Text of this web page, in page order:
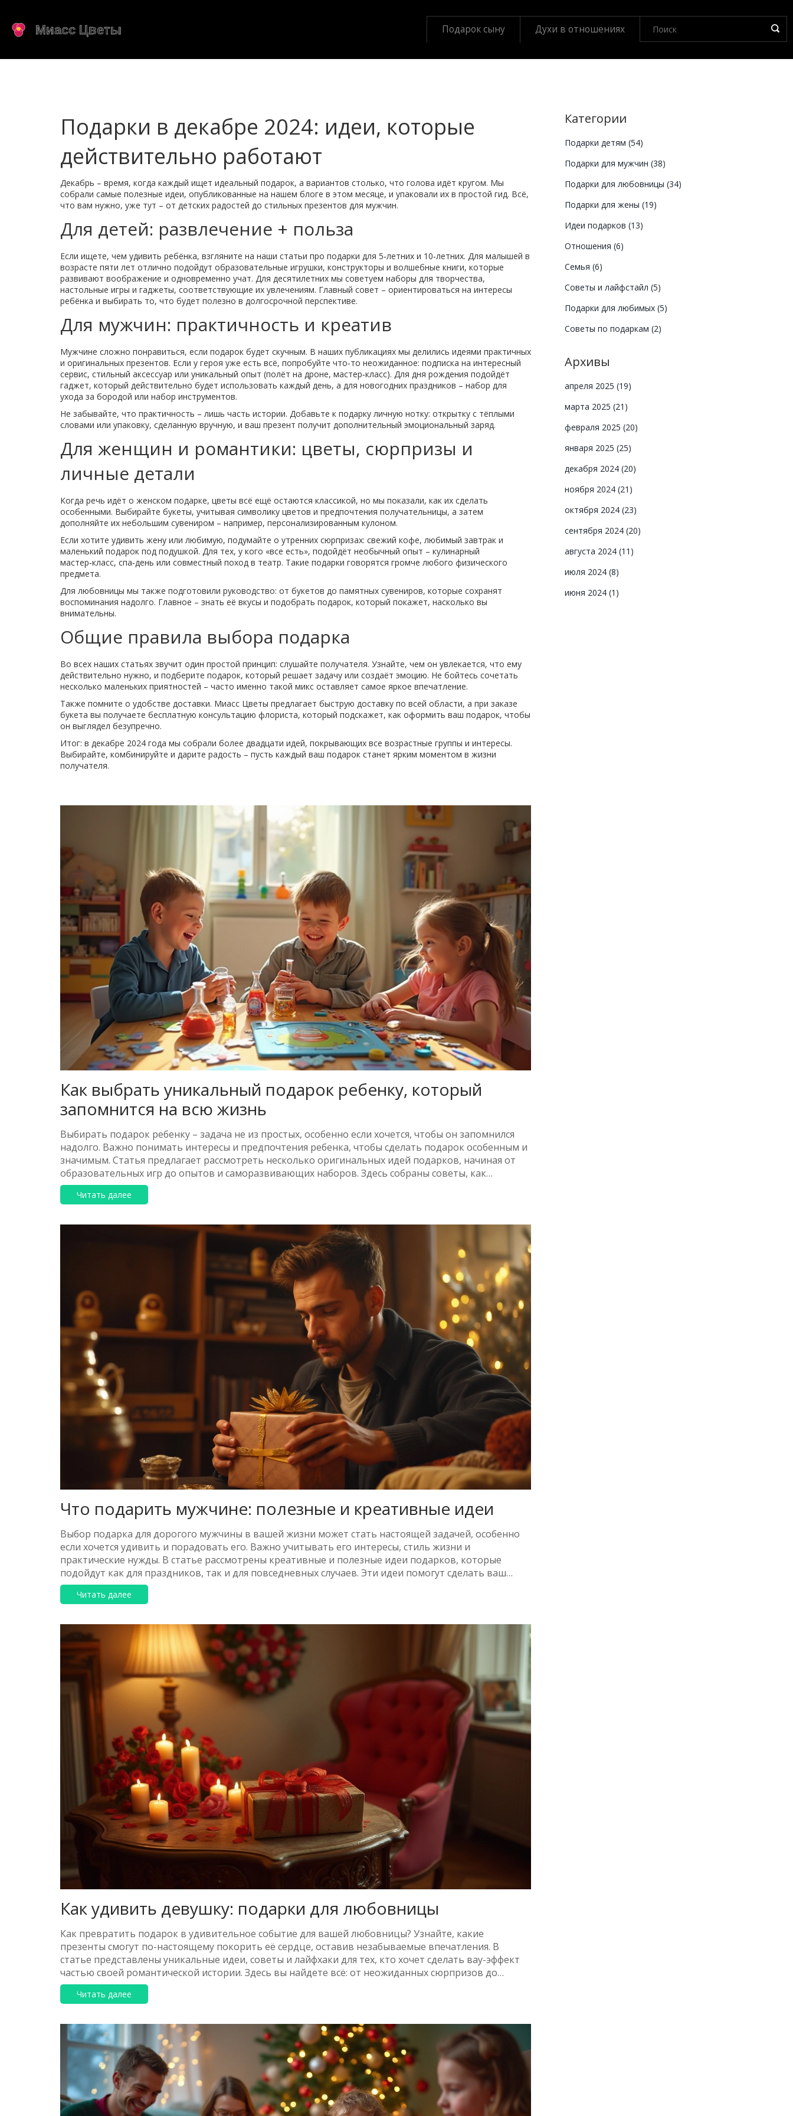
Подарок сыну Духи в отношениях
Подарки в декабре 2024: идеи, которые
действительно работают
Декабрь – время, когда каждый ищет идеальный подарок, а вариантов столько, что голова идёт кругом. Мы
собрали самые полезные идеи, опубликованные на нашем блоге в этом месяце, и упаковали их в простой гид. Всё,
что вам нужно, уже тут – от детских радостей до стильных презентов для мужчин.
Для детей: развлечение + польза
Если ищете, чем удивить ребёнка, взгляните на наши статьи про подарки для 5‑летних и 10‑летних. Для малышей в
возрасте пяти лет отлично подойдут образовательные игрушки, конструкторы и волшебные книги, которые
развивают воображение и одновременно учат. Для десятилетних мы советуем наборы для творчества,
настольные игры и гаджеты, соответствующие их увлечениям. Главный совет – ориентироваться на интересы
ребёнка и выбирать то, что будет полезно в долгосрочной перспективе.
Для мужчин: практичность и креатив
Мужчине сложно понравиться, если подарок будет скучным. В наших публикациях мы делились идеями практичных
и оригинальных презентов. Если у героя уже есть всё, попробуйте что‑то неожиданное: подписка на интересный
сервис, стильный аксессуар или уникальный опыт (полёт на дроне, мастер‑класс). Для дня рождения подойдёт
гаджет, который действительно будет использовать каждый день, а для новогодних праздников – набор для
ухода за бородой или набор инструментов.
Не забывайте, что практичность – лишь часть истории. Добавьте к подарку личную нотку: открытку с тёплыми
словами или упаковку, сделанную вручную, и ваш презент получит дополнительный эмоциональный заряд.
Для женщин и романтики: цветы, сюрпризы и
личные детали
Когда речь идёт о женском подарке, цветы всё ещё остаются классикой, но мы показали, как их сделать
особенными. Выбирайте букеты, учитывая символику цветов и предпочтения получательницы, а затем
дополняйте их небольшим сувениром – например, персонализированным кулоном.
Если хотите удивить жену или любимую, подумайте о утренних сюрпризах: свежий кофе, любимый завтрак и
маленький подарок под подушкой. Для тех, у кого «все есть», подойдёт необычный опыт – кулинарный
мастер‑класс, спа‑день или совместный поход в театр. Такие подарки говорятся громче любого физического
предмета.
Для любовницы мы также подготовили руководство: от букетов до памятных сувениров, которые сохранят
воспоминания надолго. Главное – знать её вкусы и подобрать подарок, который покажет, насколько вы
внимательны.
Общие правила выбора подарка
Во всех наших статьях звучит один простой принцип: слушайте получателя. Узнайте, чем он увлекается, что ему
действительно нужно, и подберите подарок, который решает задачу или создаёт эмоцию. Не бойтесь сочетать
несколько маленьких приятностей – часто именно такой микс оставляет самое яркое впечатление.
Также помните о удобстве доставки. Миасс Цветы предлагает быструю доставку по всей области, а при заказе
букета вы получаете бесплатную консультацию флориста, который подскажет, как оформить ваш подарок, чтобы
он выглядел безупречно.
Итог: в декабре 2024 года мы собрали более двадцати идей, покрывающих все возрастные группы и интересы.
Выбирайте, комбинируйте и дарите радость – пусть каждый ваш подарок станет ярким моментом в жизни
получателя.
Как выбрать уникальный подарок ребенку, который
запомнится на всю жизнь
Выбирать подарок ребенку – задача не из простых, особенно если хочется, чтобы он запомнился
надолго. Важно понимать интересы и предпочтения ребенка, чтобы сделать подарок особенным и
значимым. Статья предлагает рассмотреть несколько оригинальных идей подарков, начиная от
образовательных игр до опытов и саморазвивающих наборов. Здесь собраны советы, как
создавать впечатления через подарки и какие факторы учитывать при выборе. Узнайте, как
сделать так, чтобы ваш подарок стал незабываемым сюрпризом.
Читать далее
Что подарить мужчине: полезные и креативные идеи
Выбор подарка для дорогого мужчины в вашей жизни может стать настоящей задачей, особенно
если хочется удивить и порадовать его. Важно учитывать его интересы, стиль жизни и
практические нужды. В статье рассмотрены креативные и полезные идеи подарков, которые
подойдут как для праздников, так и для повседневных случаев. Эти идеи помогут сделать ваш
подарок особенным и значимым.
Читать далее
Как удивить девушку: подарки для любовницы
Как превратить подарок в удивительное событие для вашей любовницы? Узнайте, какие
презенты смогут по-настоящему покорить её сердце, оставив незабываемые впечатления. В
статье представлены уникальные идеи, советы и лайфхаки для тех, кто хочет сделать вау-эффект
частью своей романтической истории. Здесь вы найдете всё: от неожиданных сюрпризов до
утонченных и душевных подарков, которые каждая девушка захочет получить. Позвольте вашему
подарку выразить чувства и быть ярким знаком вашей заботы.
Читать далее
Категории
Подарки детям (54)
Подарки для мужчин (38)
Подарки для любовницы (34)
Подарки для жены (19)
Идеи подарков (13)
Отношения (6)
Семья (6)
Советы и лайфстайл (5)
Подарки для любимых (5)
Советы по подаркам (2)
Архивы
апреля 2025 (19)
марта 2025 (21)
февраля 2025 (20)
января 2025 (25)
декабря 2024 (20)
ноября 2024 (21)
октября 2024 (23)
сентября 2024 (20)
августа 2024 (11)
июля 2024 (8)
июня 2024 (1)